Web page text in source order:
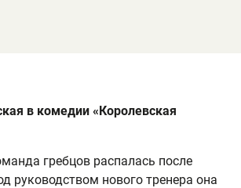
в комедии «Королевская
гребцов распалась после
руководством нового тренера она